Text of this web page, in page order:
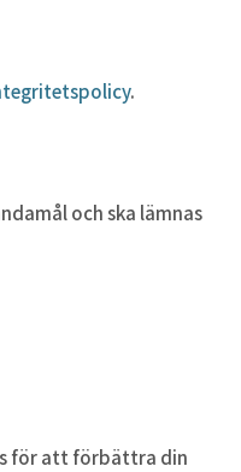
.
och ska lämnas
för att förbättra din